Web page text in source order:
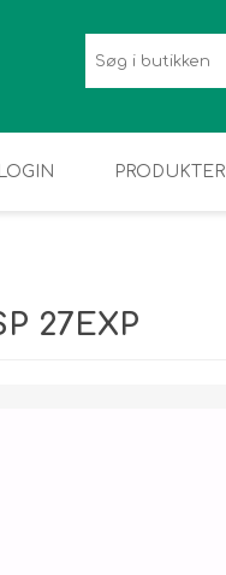
LOGIN PRODUKTER
27EXP